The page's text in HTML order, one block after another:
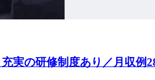
実の研修制度あり／月収